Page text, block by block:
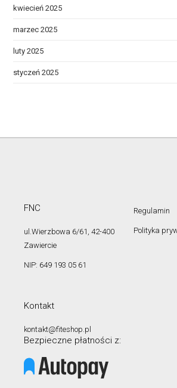
kwiecień 2025
marzec 2025
luty 2025
styczeń 2025
FNC
ul.Wierzbowa 6/61, 42-400
Zawiercie
NIP: 649 193 05 61
Regulamin
Polityka
Kontakt
kontakt@fiteshop.pl
Bezpieczne płatności z: